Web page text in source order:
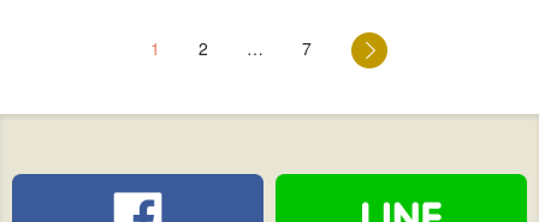
1 2 … 7